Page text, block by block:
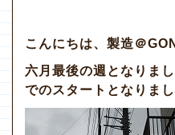
こんにちは、製造＠
六月最後の週となりま
でのスタートとなりまし